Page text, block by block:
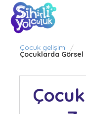
Çocuk gelişimi /
Çocuklarda Görsel